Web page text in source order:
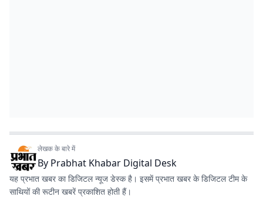
लेखक के बारे में
By Prabhat Khabar Digital Desk
यह प्रभात खबर का डिजिटल न्यूज डेस्क है। इसमें प्रभात खबर के डिजिटल टीम के
साथियों की रूटीन खबरें प्रकाशित होती हैं।